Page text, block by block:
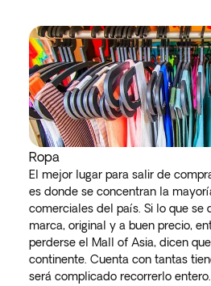
Ropa
El mejor lugar para salir de
es donde se concentran la
comerciales del país. Si lo que se
marca, original y a buen precio,
perderse el Mall of Asia, dicen
continente. Cuenta con tantas
será complicado recorrerlo